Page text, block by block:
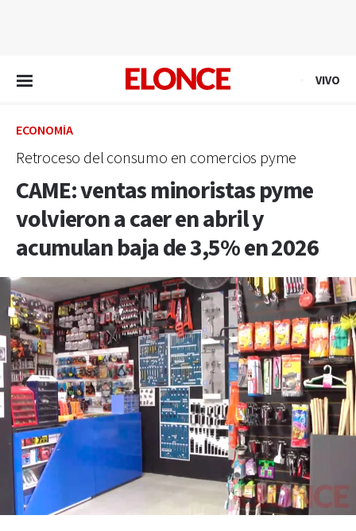
VIVO
ECONOMÍA
Retroceso del consumo en comercios pyme
CAME: ventas minoristas pyme
volvieron a caer en abril y
acumulan baja de 3,5% en 2026